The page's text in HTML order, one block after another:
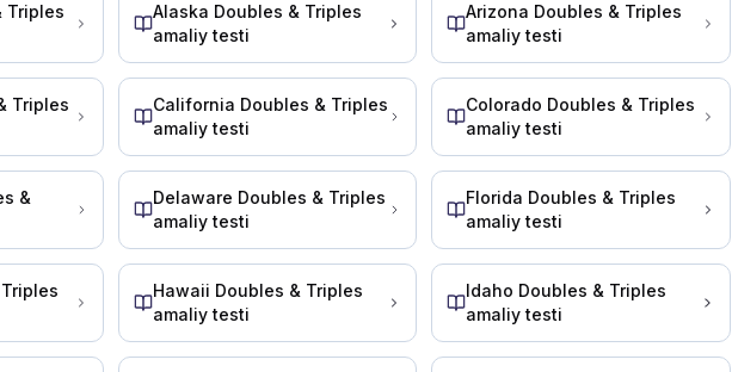
hosil qiling.
qilish muhim. Eng asosiy qadam — dolli hali orqa treyler ostida
(orqaga kuchayish) da qaysi qism ag'darilish ehtimoli eng katta?
oldingisiga qaraganda ag'darilish ehtimoli kattaroq. Aslida, uch
tortadigan mexanik holat.
borishini bildiradi
aynan bir xil izdan borishini bildiradi.
Triples
Alaska Doubles & Triples
amaliy testi
Arizona Doubles & Triples
amaliy testi
Triples
California Doubles & Triples
amaliy testi
Colorado Doubles & Triples
amaliy testi
&
Delaware Doubles & Triples
amaliy testi
Florida Doubles & Triples
amaliy testi
Hawaii Doubles & Triples
amaliy testi
Idaho Doubles & Triples
amaliy testi